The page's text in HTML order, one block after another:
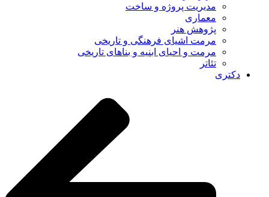
مدیریت پروژه و ساخت
معماری
پژوهش هنر
مرمت اشیای فرهنگی و تاریخی
مرمت و احیای ابنیه و بناهای تاریخی
تئاتر
دکتری